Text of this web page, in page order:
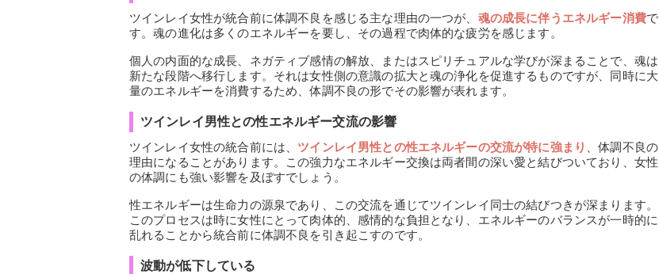
ツインレイ女性が統合前に体調不良を感じる主な理由の一つが、 魂の成長に伴うエネルギー消費で
す。魂の進化は多くのエネルギーを要し、その過程で肉体的な疲労を感じます。
個人の内面的な成長、ネガティブ感情の解放、またはスピリチュアルな学びが深まることで、魂は
新たな段階へ移行します。それは女性側の意識の拡大と魂の浄化を促進するものですが、同時に大
量のエネルギーを消費するため、体調不良の形でその影響が表れます。
ツインレイ男性との性エネルギー交流の影響
ツインレイ女性の統合前には、 ツインレイ男性との性エネルギーの交流が特に強まり
、体調不良の
理由になることがあります。この強力なエネルギー交換は両者間の深い愛と結びついており、女性
の体調にも強い影響を及ぼすでしょう。
性エネルギーは生命力の源泉であり、この交流を通じてツインレイ同士の結びつきが深まります。
このプロセスは時に女性にとって肉体的、感情的な負担となり、エネルギーのバランスが一時的に
乱れることから統合前に体調不良を引き起こすのです。
波動が低下している